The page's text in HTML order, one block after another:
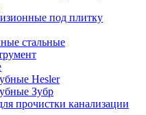
под плитку
стальные
Hesler
Зубр
прочистки канализации